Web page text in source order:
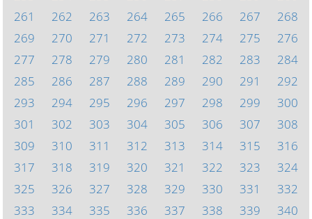
261
262 263 264 265 266 267
268
269
270 271 272 273 274 275
276
277
278 279 280 281 282 283
284
285
286 287 288 289 290 291
292
293
294 295 296 297 298 299
300
301
302 303 304 305 306 307
308
309
310 311 312 313 314 315
316
317
318 319 320 321 322 323
324
325
326 327 328 329 330 331
332
333
334 335 336 337 338 339
340